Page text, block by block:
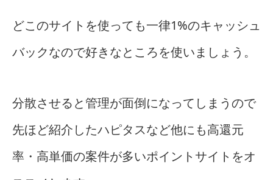
どこのサイトを使っても一律1%のキャッシュ
バックなので好きなところを使いましょう。
分散させると管理が面倒になってしまうので
先ほど紹介したハピタスなど他にも高還元
率・高単価の案件が多いポイントサイトをオ